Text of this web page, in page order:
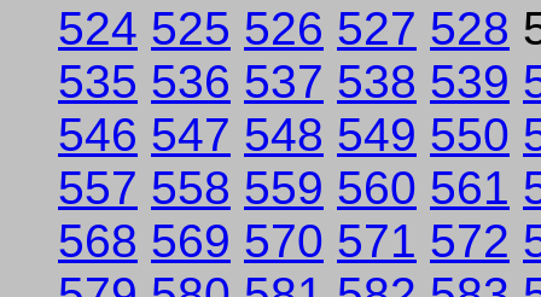
524 525 526 527 528
535 536 537 538 539
546 547 548 549 550
557 558 559 560 561
568 569 570 571 572